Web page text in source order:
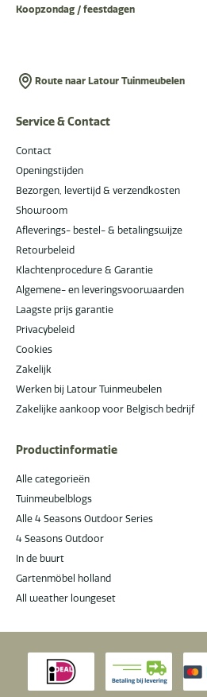
Koopzondag / feestdagen
Route naar Latour Tuinmeubelen
Service & Contact
Contact
Openingstijden
Bezorgen, levertijd & verzendkosten
Showroom
Afleverings- bestel- & betalingswijze
Retourbeleid
Klachtenprocedure & Garantie
Algemene- en leveringsvoorwaarden
Laagste prijs garantie
Privacybeleid
Cookies
Zakelijk
Werken bij Latour Tuinmeubelen
Zakelijke aankoop voor Belgisch bedrijf
Productinformatie
Alle categorieën
Tuinmeubelblogs
Alle 4 Seasons Outdoor Series
4 Seasons Outdoor
In de buurt
Gartenmöbel holland
All weather loungeset